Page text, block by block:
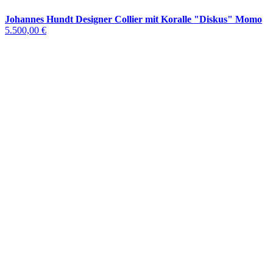
Johannes Hundt Designer Collier mit Koralle "Diskus" Momo
5.500,00 €